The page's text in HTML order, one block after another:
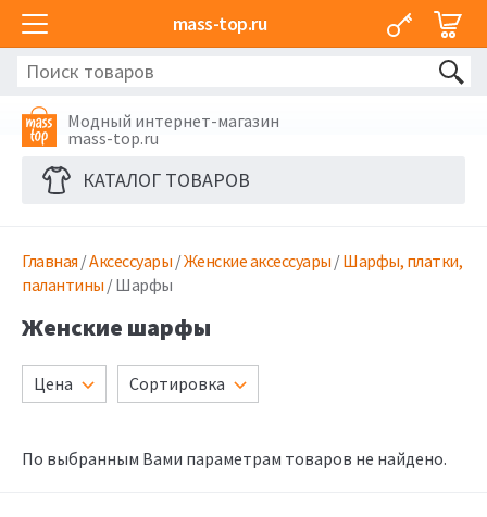
mass-top.ru
Модный интернет-магазин
mass-top.ru
КАТАЛОГ ТОВАРОВ
Главная /Аксессуары /Женские аксессуары /Шарфы, платки,
палантины / Шарфы
Женские шарфы
Цена Сортировка
По выбранным Вами параметрам товаров не найдено.